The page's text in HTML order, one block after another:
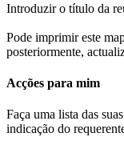
Introduzir o título da
Pode imprimir este
posteriormente,
Acções para mim
Faça uma lista das
indicação do